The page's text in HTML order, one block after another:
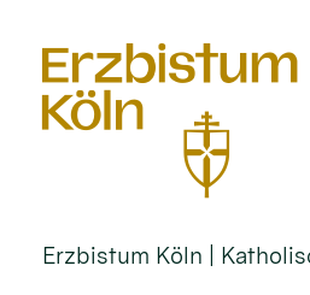
Erzbistum Köln |